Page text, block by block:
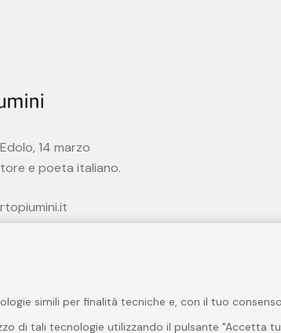
14 marzo
e poeta italiano.
simili per finalità tecniche e, con il tuo
di tali tecnologie utilizzando il pulsante "Accetta